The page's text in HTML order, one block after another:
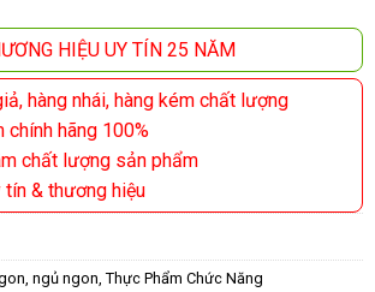
HIỆU UY TÍN 25 NĂM
hàng nhái, hàng kém chất lượng
chính hãng 100%
chất lượng sản phẩm
& thương hiệu
ngủ ngon, Thực Phẩm Chức Năng